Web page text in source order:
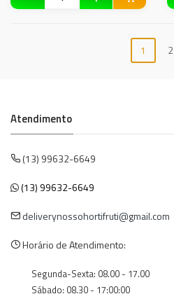
1 2
Atendimento
(13) 99632-6649
(13) 99632-6649
deliverynossohortifruti@gmail.com
Horário de Atendimento:
Segunda-Sexta: 08.00 - 17.00
Sábado: 08.30 - 17:00:00